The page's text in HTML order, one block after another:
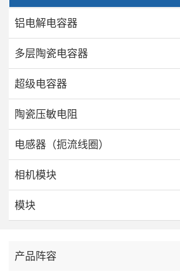
铝电解电容器
多层陶瓷电容器
超级电容器
陶瓷压敏电阻
电感器（扼流线圈）
相机模块
模块
产品阵容